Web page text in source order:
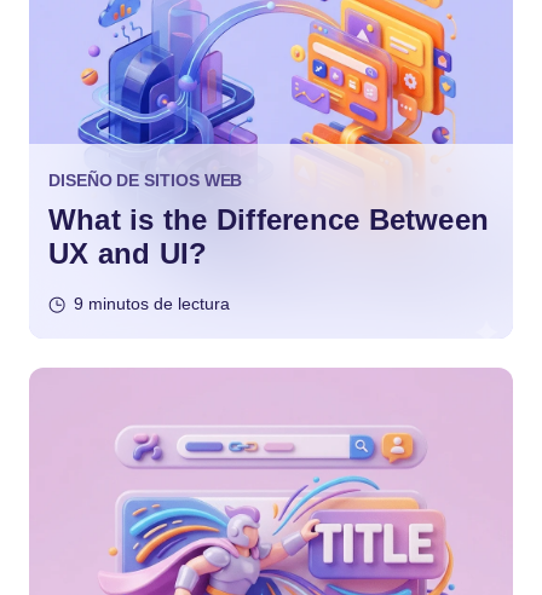
DISEÑO DE SITIOS WEB
What is the Difference Between
UX and UI?
9 minutos de lectura